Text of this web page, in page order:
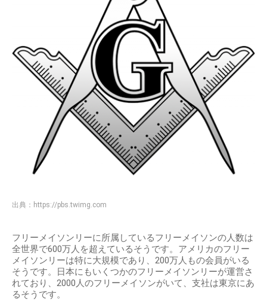
出典： https://pbs.twimg.com
フリーメイソンリーに所属しているフリーメイソンの人数は
全世界で600万人を超えているそうです。アメリカのフリー
メイソンリーは特に大規模であり、200万人もの会員がいる
そうです。日本にもいくつかのフリーメイソンリーが運営さ
れており、2000人のフリーメイソンがいて、支社は東京にあ
るそうです。